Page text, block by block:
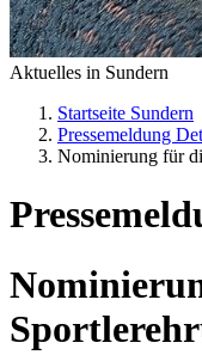
Aktuelles in Sundern
Startseite Sundern
Pressemeldung
Nominierung für